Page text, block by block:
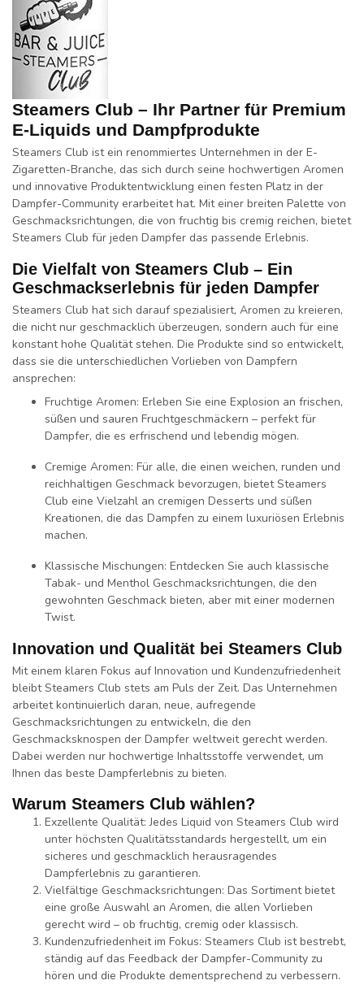
Steamers Club – Ihr Partner für Premium
E-Liquids und Dampfprodukte
Steamers Club ist ein renommiertes Unternehmen in der E-
Zigaretten-Branche, das sich durch seine hochwertigen Aromen
und innovative Produktentwicklung einen festen Platz in der
Dampfer-Community erarbeitet hat. Mit einer breiten Palette von
Geschmacksrichtungen, die von fruchtig bis cremig reichen, bietet
Steamers Club für jeden Dampfer das passende Erlebnis.
Die Vielfalt von Steamers Club – Ein
Geschmackserlebnis für jeden Dampfer
Steamers Club hat sich darauf spezialisiert, Aromen zu kreieren,
die nicht nur geschmacklich überzeugen, sondern auch für eine
konstant hohe Qualitätstehen. Die Produkte sind so entwickelt,
dass sie die unterschiedlichen Vorlieben von Dampfern
ansprechen:
Fruchtige Aromen: Erleben Sie eine Explosion an frischen,
süßen und sauren Fruchtgeschmäckern – perfekt für
Dampfer, die es erfrischend und lebendig mögen.
Cremige Aromen: Für alle, die einen weichen, runden und
reichhaltigen Geschmack bevorzugen, bietet Steamers
Club eine Vielzahl an cremigen Desserts und süßen
Kreationen, die das Dampfen zu einem luxuriösen Erlebnis
machen.
Klassische Mischungen: Entdecken Sie auch klassische
Tabak- und Menthol Geschmacksrichtungen, die den
gewohnten Geschmack bieten, aber mit einer modernen
Twist.
Innovation und Qualität bei Steamers Club
Mit einem klaren Fokus aufInnovation und Kundenzufriedenheit
bleibt Steamers Club stets am Puls der Zeit. Das Unternehmen
arbeitet kontinuierlich daran, neue, aufregende
Geschmacksrichtungen zu entwickeln, die den
Geschmacksknospen der Dampfer weltweit gerecht werden.
Dabei werden nur hochwertige Inhaltsstoffe verwendet, um
Ihnen das beste Dampferlebnis zu bieten.
Warum Steamers Club wählen?
Exzellente Qualität: Jedes Liquid von Steamers Club wird
unter höchsten Qualitätsstandards hergestellt, um ein
sicheres und geschmacklich herausragendes
Dampferlebnis zu garantieren.
Vielfältige Geschmacksrichtungen: Das Sortiment bietet
eine große Auswahl an Aromen, die allen Vorlieben
gerecht wird – ob fruchtig, cremig oder klassisch.
Kundenzufriedenheit im Fokus: Steamers Club ist bestrebt,
ständig auf das Feedback der Dampfer-Community zu
hören und die Produkte dementsprechend zu verbessern.